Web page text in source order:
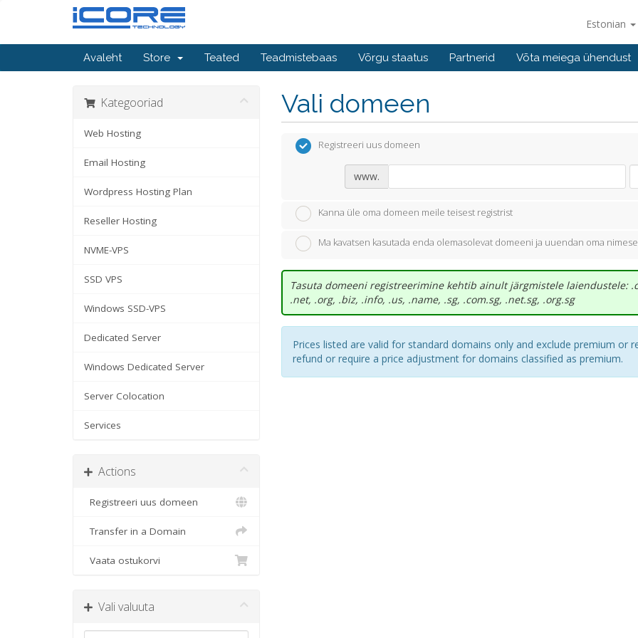
Estonian
Avaleht Store Teated Teadmistebaas Võrgu staatus Partnerid Võta meiega ühendust
Kategooriad
Web Hosting
Email Hosting
Wordpress Hosting Plan
Reseller Hosting
NVME-VPS
SSD VPS
Windows SSD-VPS
Dedicated Server
Windows Dedicated Server
Server Colocation
Services
Actions
Registreeri uus domeen
Transfer in a Domain
Vaata ostukorvi
Vali valuuta
Vali domeen
Registreeri uus domeen
www.
Kanna üle oma domeen meile teisest registrist
Ma kavatsen kasutada enda olemasolevat domeeni ja uuendan oma
Tasuta domeeni registreerimine kehtib ainult järgmistele laiendustele:
.net, .org, .biz, .info, .us, .name, .sg, .com.sg, .net.sg, .org.sg
Prices listed are valid for standard domains only and exclude premium or
refund or require a price adjustment for domains classified as premium.